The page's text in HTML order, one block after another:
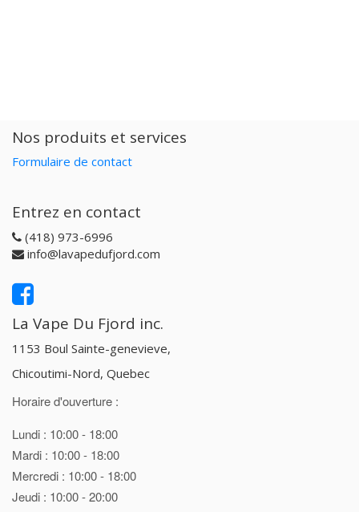
Nos produits et services
Formulaire de contact
Entrez en contact
(418) 973-6996
info@lavapedufjord.com
La Vape Du Fjord inc.
1153 Boul Sainte-genevieve,
Chicoutimi-Nord, Quebec
Horaire d'ouverture :
Lundi : 10:00 - 18:00
Mardi : 10:00 - 18:00
Mercredi : 10:00 - 18:00
Jeudi : 10:00 - 20:00